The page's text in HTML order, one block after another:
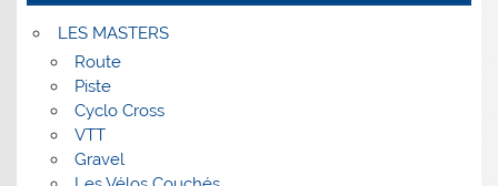
LES MASTERS
Route
Piste
Cyclo Cross
VTT
Gravel